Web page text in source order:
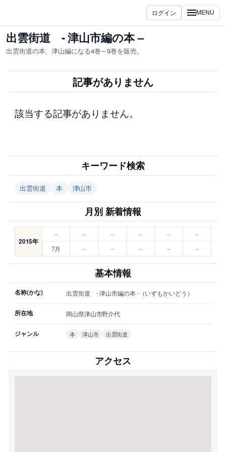
を
ス
キ
ッ
ログイン MENU
出雲街道 - 津山市編の本 –
出雲街道の本、津山編になる4巻～9巻を販売。
記事がありません
該当する記事がありません。
キーワード検索
出雲街道 本 津山市
月別 新着情報
2015年
– – – – –
–
7月
– – – – –
基本情報
名称(かな) 出雲街道 - 津山市編の本 -（いずもかいどう）
所在地 岡山県津山市野介代
ジャンル 本 津山市 出雲街道
アクセス